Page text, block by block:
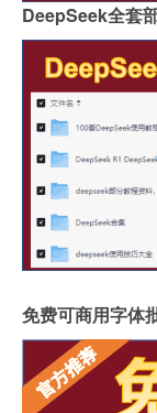
DeepSeek全套
免费可商用字体